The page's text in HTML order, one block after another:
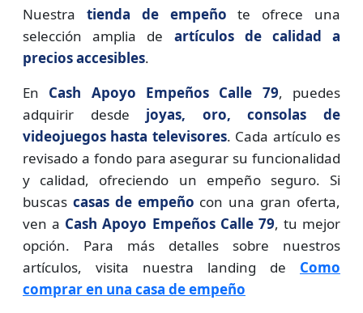
Nuestra tienda de empeño te ofrece una
selección amplia de artículos de calidad a
precios accesibles.
En Cash Apoyo Empeños Calle 79, puedes
adquirir desde joyas, oro, consolas de
videojuegos hasta televisores. Cada artículo es
revisado a fondo para asegurar su funcionalidad
y calidad, ofreciendo un empeño seguro. Si
buscas casas de empeño con una gran oferta,
ven a Cash Apoyo Empeños Calle 79, tu mejor
opción. Para más detalles sobre nuestros
artículos, visita nuestra landing de Como
comprar en una casa de empeño